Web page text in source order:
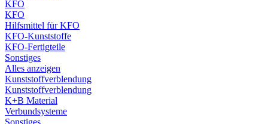
KFO
KFO
Hilfsmittel für KFO
KFO-Kunststoffe
KFO-Fertigteile
Sonstiges
Alles anzeigen
Kunststoffverblendung
Kunststoffverblendung
K+B Material
Verbundsysteme
Sonstiges